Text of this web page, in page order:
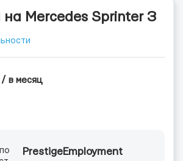
Mercedes Sprinter З
в месяц
PrestigeEmployment